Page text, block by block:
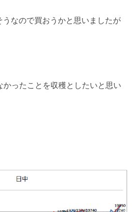
うなので買おうかと思いましたが
ったことを収穫としたいと思い